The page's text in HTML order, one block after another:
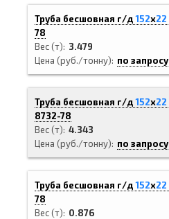
Труба бесшовная г/д152х22
78
Вес (т)
3.479
Цена (руб./тонну)
по запросу
Труба бесшовная г/д152х22
8732-78
Вес (т) 4.343
Цена (руб./тонну)
по запросу
Труба бесшовная г/д152х22
78
Вес (т)
0.876